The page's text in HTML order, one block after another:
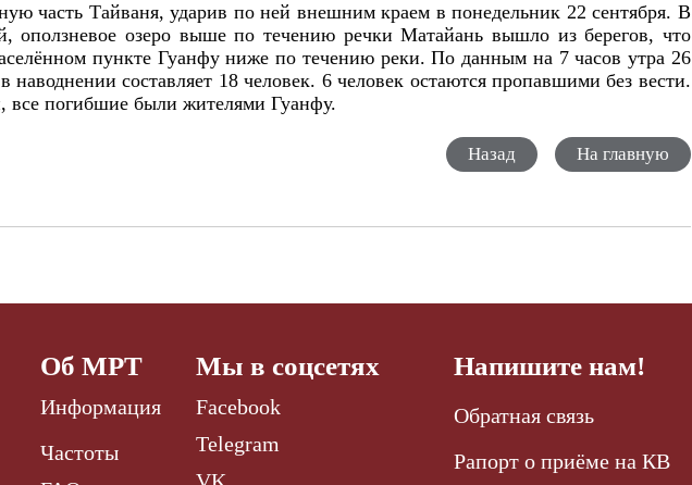
часть Тайваня, ударив по ней внешним краем в понедельник 22 сентября. В
оползневое озеро выше по течению речки Матайань вышло из берегов, что
пункте Гуанфу ниже по течению реки. По данным на 7 часов утра 26
наводнении составляет 18 человек. 6 человек остаются пропавшими без вести.
все погибшие были жителями Гуанфу.
Назад На главную
Об МРТ
Информация
Частоты
Мы в соцсетях
Facebook
Telegram
Напишите нам!
Обратная связь
Рапорт о приёме на КВ